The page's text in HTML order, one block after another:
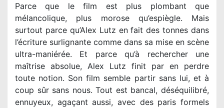
Parce que le film est plus plombant que
mélancolique, plus morose qu’espiègle. Mais
surtout parce qu’Alex Lutz en fait des tonnes dans
l’écriture surlignante comme dans sa mise en scène
ultra-maniérée. Et parce qu’à rechercher une
maîtrise absolue, Alex Lutz finit par en perdre
toute notion. Son film semble partir sans lui, et à
coup sûr sans nous. Tout est bancal, déséquilibré,
ennuyeux, agaçant aussi, avec des paris formels